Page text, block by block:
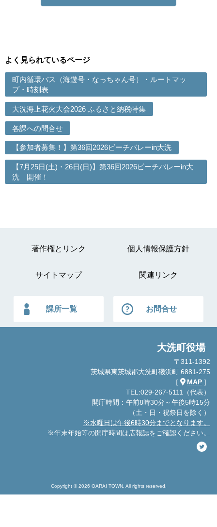
よく見られているページ
町内循環バス（海遊号・なっちゃん号）・ルートマッ
プ・時刻表
大洗海上花火大会2026 ふるさと納税特集
各課への問合せ
【参加者募集！】第36回2026ビーチバレーin大洗
【7月25日(土)・26日(日)】第36回2026ビーチバレーin大
洗 開催！
著作権とリンク 個人情報保護方針
サイトマップ 関連リンク
課所一覧 お問合せ
大洗町役場
〒311-1392
茨城県東茨城郡大洗町磯浜町 6881-275
［
MAP ］
TEL:029-267-5111（代表）
開庁時間：午前8時30分～午後5時15分
（土・日・祝祭日を除く）
※水曜日は午後6時30分までとなります。
※年末年始等の開庁時間は広報誌をご確認ください。
Copyright © 2026 OARAI TOWN. All rights reserved.